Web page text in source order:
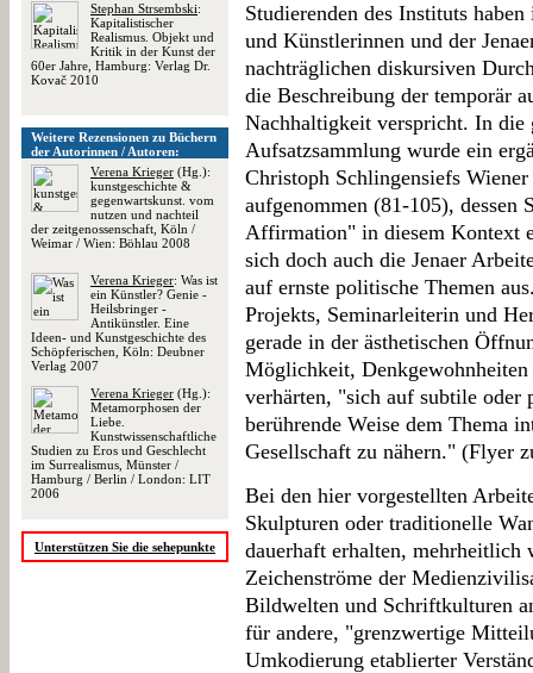
Stephan Strsembski:
Kapitalistischer
Realismus. Objekt und
Kritik in der Kunst der
60er Jahre, Hamburg: Verlag Dr.
Kovač 2010
Weitere Rezensionen zu Büchern
der Autorinnen / Autoren:
Verena Krieger (Hg.):
kunstgeschichte &
gegenwartskunst. vom
nutzen und nachteil
der zeitgenossenschaft, Köln /
Weimar / Wien: Böhlau 2008
Verena Krieger: Was ist
ein Künstler? Genie -
Heilsbringer -
Antikünstler. Eine
Ideen- und Kunstgeschichte des
Schöpferischen, Köln: Deubner
Verlag 2007
Verena Krieger (Hg.):
Metamorphosen der
Liebe.
Kunstwissenschaftliche
Studien zu Eros und Geschlecht
im Surrealismus, Münster /
Hamburg / Berlin / London: LIT
2006
Unterstützen Sie die sehepunkte
Studierenden des Instituts
und Künstlerinnen und der
nachträglichen diskursiven
die Beschreibung der temporär
Nachhaltigkeit verspricht. In
Aufsatzsammlung wurde ein
Christoph Schlingensiefs
aufgenommen (81-105), dessen
Affirmation" in diesem Kontext
sich doch auch die Jenaer
auf ernste politische Themen
Projekts, Seminarleiterin und
gerade in der ästhetischen
Möglichkeit,
verhärten, "sich auf subtile oder
berührende Weise dem Thema
Gesellschaft zu nähern." (Flyer
Bei den hier vorgestellten
Skulpturen oder traditionelle
dauerhaft erhalten, mehrheitlich
Zeichenströme der
Bildwelten und Schriftkulturen
für andere, "grenzwertige
Umkodierung etablierter